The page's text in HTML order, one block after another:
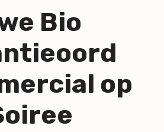
Bio
op